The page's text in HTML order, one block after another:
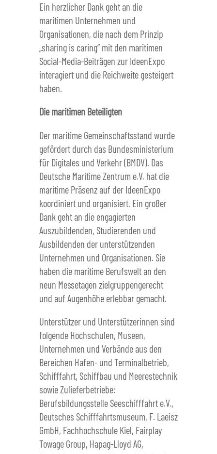
Ein herzlicher Dank geht an die
maritimen Unternehmen und
Organisationen, die nach dem Prinzip
„sharing is caring“ mit den maritimen
Social-Media-Beiträgen zur IdeenExpo
interagiert und die Reichweite gesteigert
haben.
Die maritimen Beteiligten
Der maritime Gemeinschaftsstand wurde
gefördert durch das Bundesministerium
für Digitales und Verkehr (BMDV). Das
Deutsche Maritime Zentrum e.V. hat die
maritime Präsenz auf der IdeenExpo
koordiniert und organisiert. Ein großer
Dank geht an die engagierten
Auszubildenden, Studierenden und
Ausbildenden der unterstützenden
Unternehmen und Organisationen. Sie
haben die maritime Berufswelt an den
neun Messetagen zielgruppengerecht
und auf Augenhöhe erlebbar gemacht.
Unterstützer und Unterstützerinnen sind
folgende Hochschulen, Museen,
Unternehmen und Verbände aus den
Bereichen Hafen- und Terminalbetrieb,
Schifffahrt, Schiffbau und Meerestechnik
sowie Zulieferbetriebe:
Berufsbildungsstelle Seeschifffahrt e.V.,
Deutsches Schifffahrtsmuseum, F. Laeisz
GmbH, Fachhochschule Kiel, Fairplay
Towage Group, Hapag-Lloyd AG,